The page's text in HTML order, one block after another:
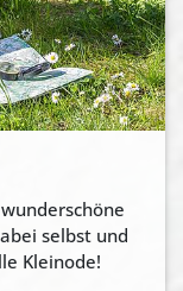
selbst und
Kleinode!